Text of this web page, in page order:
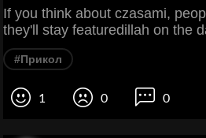
If you think about czasami,
they'll stay featuredillah on the
#Прикол
1 0 0